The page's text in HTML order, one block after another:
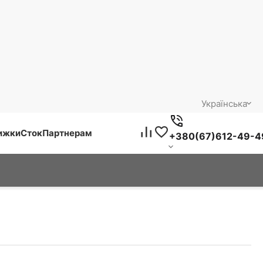
Українська
СтокПартнерам +380(67)612-49-